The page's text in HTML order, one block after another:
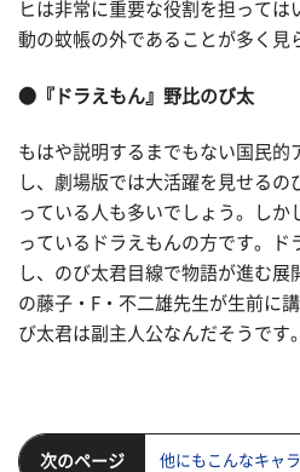
ヒは非常に重要な役割を担って
動の蚊帳の外であることが多く見
●『ドラえもん』野比のび太
もはや説明するまでもない国民的
し、劇場版では大活躍を見せるの
っている人も多いでしょう。しか
っているドラえもんの方です。ド
し、のび太君目線で物語が進む展
の藤子・F・不二雄先生が生前に
び太君は副主人公なんだそうです。
次のページ 他にもこんなキャ